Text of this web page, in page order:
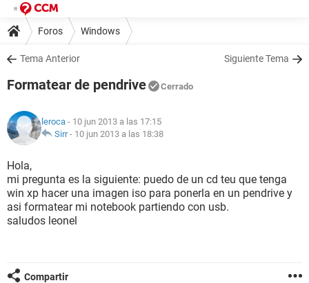
Foros Windows
Tema Anterior Siguiente Tema
Formatear de pendrive Cerrado
leroca - 10 jun 2013 a las 17:15
Sirr- 10 jun 2013 a las 18:38
Hola,
mi pregunta es la siguiente: puedo de un cd teu que tenga
win xp hacer una imagen iso para ponerla en un pendrive y
asi formatear mi notebook partiendo con usb.
saludos leonel
Compartir